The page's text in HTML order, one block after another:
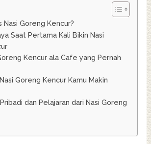
Nasi Goreng Kencur?
Saat Pertama Kali Bikin Nasi
Kencur ala Cafe yang Pernah
Goreng Kencur Kamu Makin
dan Pelajaran dari Nasi Goreng